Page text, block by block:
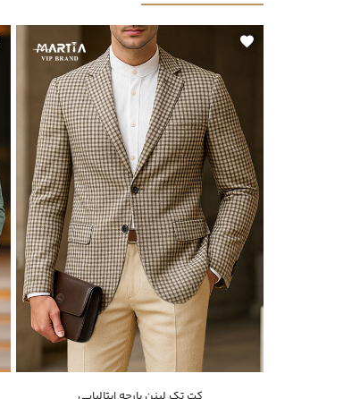
ناموجود